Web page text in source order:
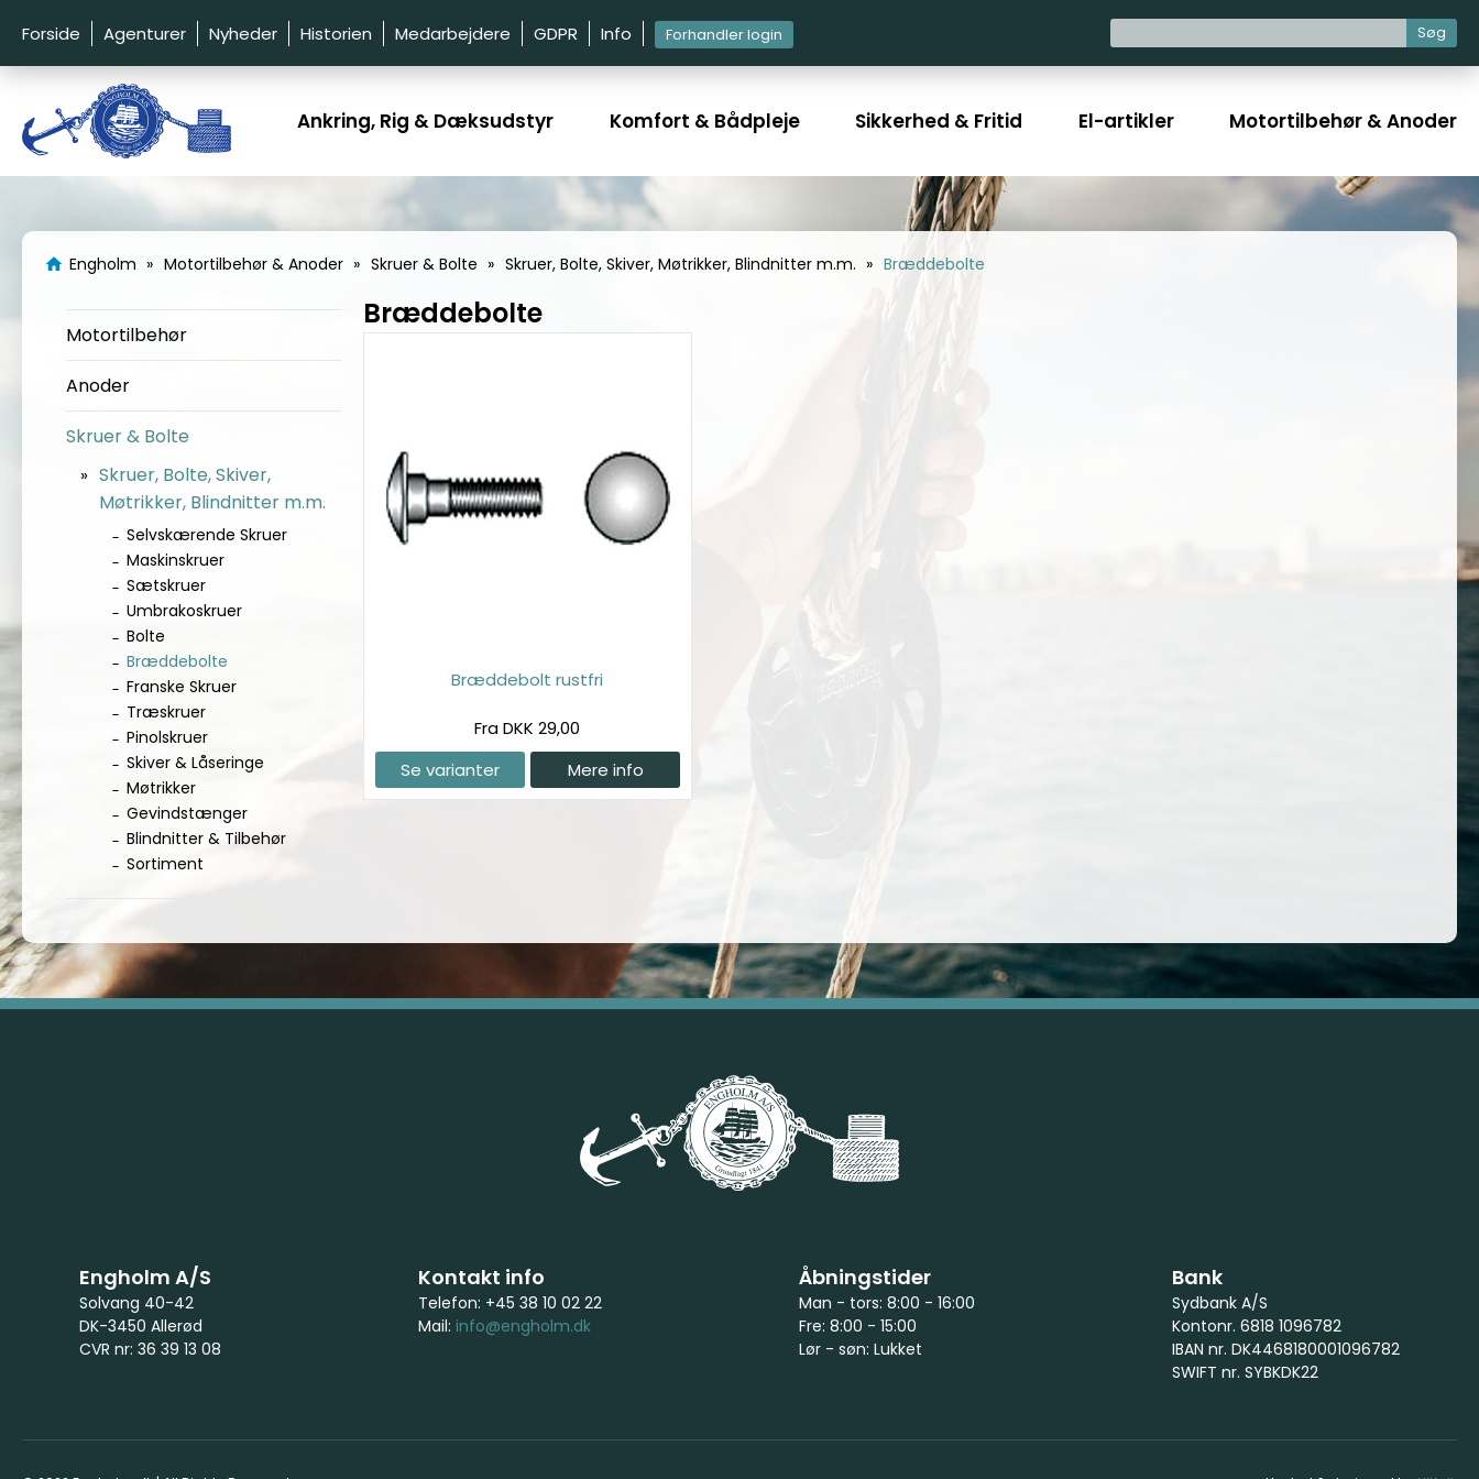
Forside Agenturer Nyheder Historien Medarbejdere GDPR Info Forhandler login Søg
Ankring, Rig & Dæksudstyr Komfort & Bådpleje Sikkerhed & Fritid El-artikler Motortilbehør & Anoder
home Engholm Motortilbehør & Anoder Skruer & Bolte Skruer, Bolte, Skiver, Møtrikker, Blindnitter m.m. Bræddebolte
Motortilbehør
Anoder
Skruer & Bolte
Skruer, Bolte, Skiver,
Møtrikker, Blindnitter m.m.
Selvskærende Skruer
Maskinskruer
Sætskruer
Umbrakoskruer
Bolte
Bræddebolte
Franske Skruer
Træskruer
Pinolskruer
Skiver & Låseringe
Møtrikker
Gevindstænger
Blindnitter & Tilbehør
Sortiment
Bræddebolte
Bræddebolt rustfri
Fra DKK 29,00
Se varianter
Mere info
Engholm A/S
Solvang 40-42
DK-3450 Allerød
CVR nr: 36 39 13 08
Kontakt info
Telefon: +45 38 10 02 22
Mail: info@engholm.dk
Åbningstider
Man - tors: 8:00 - 16:00
Fre: 8:00 - 15:00
Lør - søn: Lukket
Bank
Sydbank A/S
Kontonr. 6818 1096782
IBAN nr. DK4468180001096782
SWIFT nr. SYBKDK22